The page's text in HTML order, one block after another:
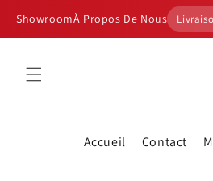
passer
ShowroomÀ Propos De Nous
Accueil Contact